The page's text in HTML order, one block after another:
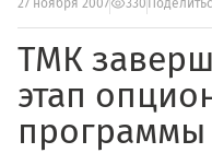
27 ноября 2007 330
ТМК
этап
программы